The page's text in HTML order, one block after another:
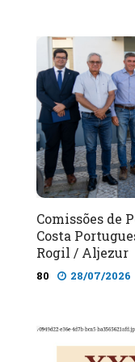
Comissões de
Costa
Rogil / Aljezur
80 28/07/2026